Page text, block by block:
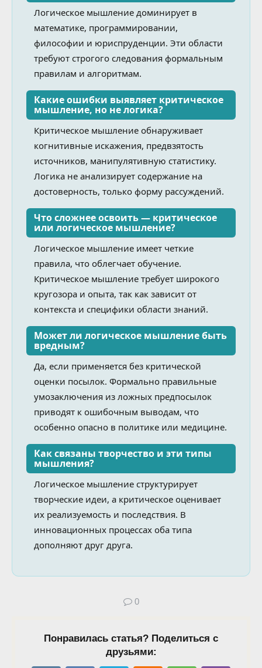
Логическое мышление доминирует в
математике, программировании,
философии и юриспруденции. Эти области
требуют строгого следования формальным
правилам и алгоритмам.
Какие ошибки выявляет критическое
мышление, но не логика?
Критическое мышление обнаруживает
когнитивные искажения, предвзятость
источников, манипулятивную статистику.
Логика не анализирует содержание на
достоверность, только форму рассуждений.
Что сложнее освоить — критическое
или логическое мышление?
Логическое мышление имеет четкие
правила, что облегчает обучение.
Критическое мышление требует широкого
кругозора и опыта, так как зависит от
контекста и специфики области знаний.
Может ли логическое мышление быть
вредным?
Да, если применяется без критической
оценки посылок. Формально правильные
умозаключения из ложных предпосылок
приводят к ошибочным выводам, что
особенно опасно в политике или медицине.
Как связаны творчество и эти типы
мышления?
Логическое мышление структурирует
творческие идеи, а критическое оценивает
их реализуемость и последствия. В
инновационных процессах оба типа
дополняют друг друга.
0
Понравилась статья? Поделиться с
друзьями: